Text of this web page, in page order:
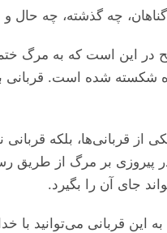
چه گذشته، چه
در این است که به مرگ
شده است. قربانی
از قربانی‌ها، بلکه
بر مرگ از طریق
جای آن را بگیرد.
به این قربانی می‌‌توانید